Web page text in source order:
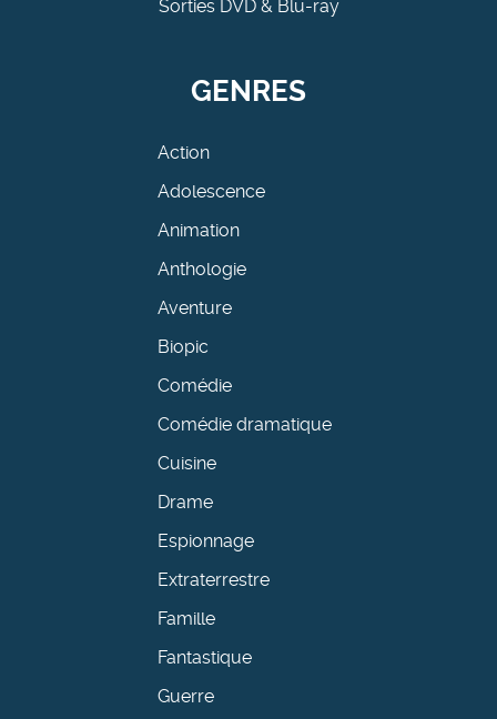
Sorties DVD & Blu-ray
GENRES
Action
Adolescence
Animation
Anthologie
Aventure
Biopic
Comédie
Comédie dramatique
Cuisine
Drame
Espionnage
Extraterrestre
Famille
Fantastique
Guerre